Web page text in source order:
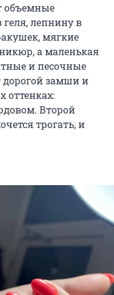
объемные
лепнину в
мягкие
а маленькая
и песочные
дорогой замши и
оттенках:
Второй
трогать, и